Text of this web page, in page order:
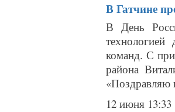
В Гатчине
В День
команд. С
района
«Поздравляю
12 июня 13:33